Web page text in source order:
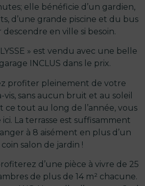
elle bénéficie d’un gardien,
d’une grande piscine et du bus
en ville si besoin.
» est vendu avec une belle
INCLUS dans le prix.
profiter pleinement de votre
vis, sans aucun bruit et au soleil
tout au long de l’année, vous
La terrasse est suffisamment
à 8 aisément en plus d’un
salon de jardin !
d’une pièce à vivre de 25
de plus de 14 m² chacune.